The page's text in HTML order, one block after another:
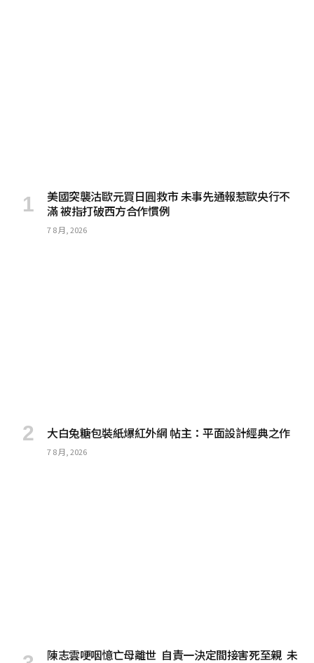
美國突襲沽歐元買日圓救市 未事先通報惹歐央行不
滿 被指打破西方合作慣例
7 8 月, 2026
大白兔糖包裝紙爆紅外網 帖主：平面設計經典之作
7 8 月, 2026
陳志雲哽咽憶亡母離世 自責一決定間接害死至親 未